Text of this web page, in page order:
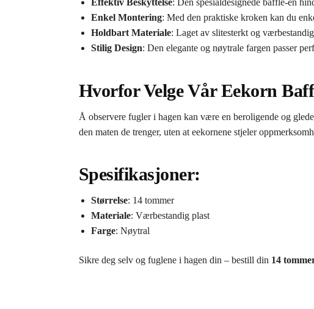
Effektiv Beskyttelse: Den spesialdesignede baffle-en
Enkel Montering: Med den praktiske kroken kan du
Holdbart Materiale: Laget av slitesterkt og
Stilig Design: Den elegante og nøytrale fargen passer
Hvorfor Velge Vår Eekorn
Å observere fugler i hagen kan være en beroligende og
den maten de trenger, uten at eekornene stjeler
Spesifikasjoner:
Størrelse: 14 tommer
Materiale: Værbestandig plast
Farge: Nøytral
Sikre deg selv og fuglene i hagen din – bestill din 14